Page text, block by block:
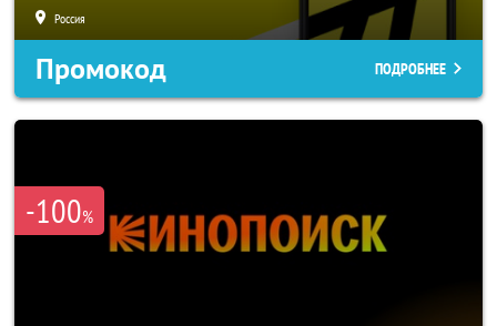
Россия
Промокод ПОДРОБНЕЕ
-100%